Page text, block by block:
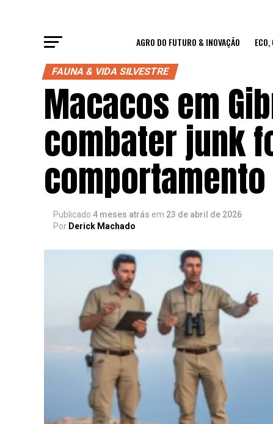
AGRO DO FUTURO & INOVAÇÃO
FAUNA & VIDA SILVESTRE
Macacos em
combater junk
Publicado 4 meses atrás em 23 de abril de 2026
Por Derick Machado